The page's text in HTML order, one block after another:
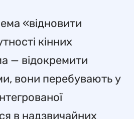
«відновити
кінних
— відокремити
вони перебувають у
в надзвичайних